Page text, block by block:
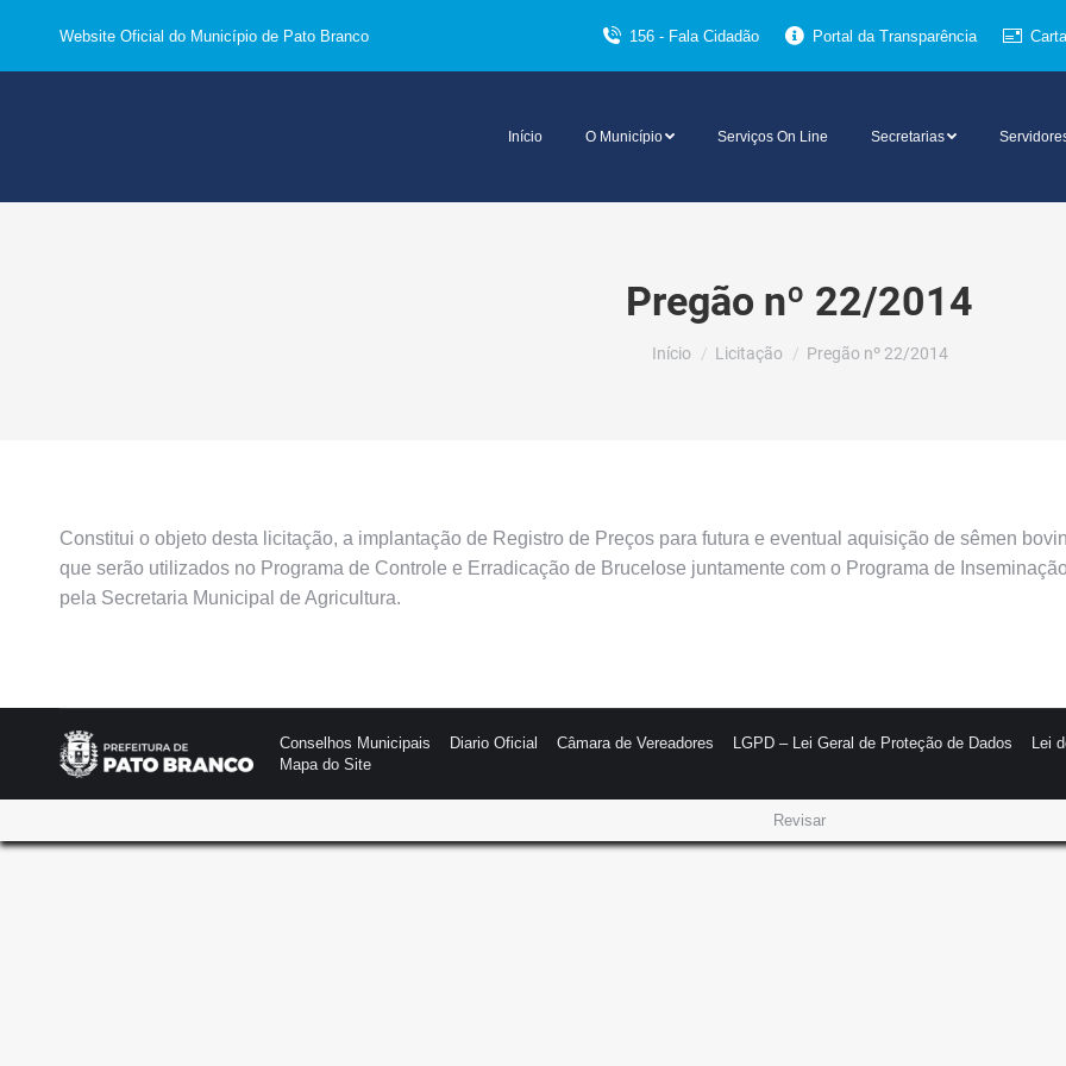
Website Oficial do Município de Pato Branco 156 - Fala Cidadão Portal da Transparência
Início O Município Serviços On Line Secretarias
Pregão nº 22/2014
Você está aqui:
Início Licitação Pregão nº 22/2014
Constitui o objeto desta licitação, a implantação de Registro de Preços para futura e eventual aquisição de sêmen
que serão utilizados no Programa de Controle e Erradicação de Brucelose juntamente com o Programa de
pela Secretaria Municipal de Agricultura.
Conselhos Municipais Diario Oficial Câmara de Vereadores LGPD – Lei Geral de Proteção de Dados Lei
Mapa do Site
Revisar